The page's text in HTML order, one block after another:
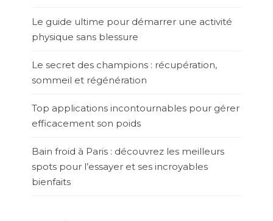
Le guide ultime pour démarrer une activité
physique sans blessure
Le secret des champions : récupération,
sommeil et régénération
Top applications incontournables pour gérer
efficacement son poids
Bain froid à Paris : découvrez les meilleurs
spots pour l’essayer et ses incroyables
bienfaits